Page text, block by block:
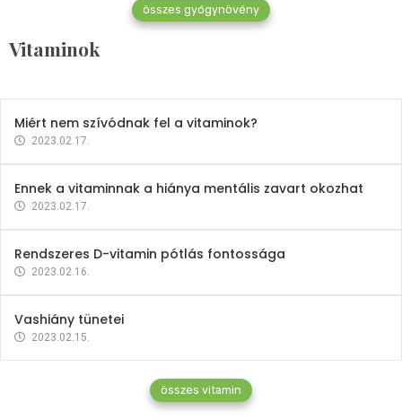
összes gyógynövény
Vitaminok
Mindent a B-12 vitaminról
2023.02.27.
Miért nem szívódnak fel a vitaminok?
2023.02.17.
Ennek a vitaminnak a hiánya mentális zavart okozhat
2023.02.17.
Rendszeres D-vitamin pótlás fontossága
2023.02.16.
Vashiány tünetei
2023.02.15.
összes vitamin